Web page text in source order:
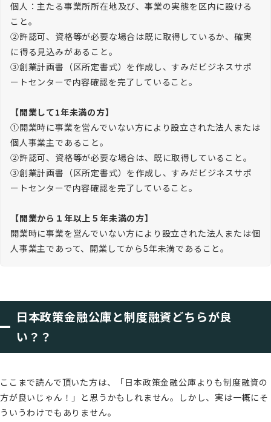
個人：主たる事業所所在地及び、事業の実態を区内に設ける
こと。
②許認可、資格等が必要な場合は既に取得しているか、確実
に得る見込みがあること。
③創業計画書（区所定書式）を作成し、すみだビジネスサポ
ートセンターで内容確認を完了していること。
【開業して1年未満の方】
①開業時に事業を営んでいない方により設立された法人または
個人事業主であること。
②許認可、資格等が必要な場合は、既に取得していること。
③創業計画書（区所定書式）を作成し、すみだビジネスサポ
ートセンターで内容確認を完了していること。
【開業から１年以上５年未満の方】
開業時に事業を営んでいない方により設立された法人または個
人事業主であって、開業してから5年未満であること。
日本政策金融公庫と制度融資どちらが良
い？？
ここまで読んで頂いた方は、「日本政策金融公庫よりも制度融資の
方が良いじゃん！」と思うかもしれません。しかし、実は一概にそ
ういうわけでもありません。